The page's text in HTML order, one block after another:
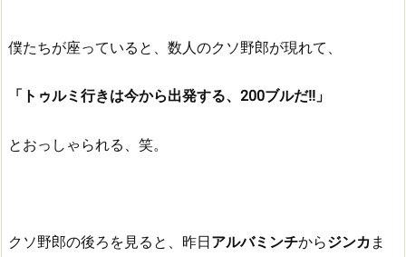
僕たちが座っていると、数人のクソ野郎が現れて、
「トゥルミ行きは今から出発する、200ブルだ!!」
とおっしゃられる、笑。
クソ野郎の後ろを見ると、昨日アルバミンチからジンカ ま